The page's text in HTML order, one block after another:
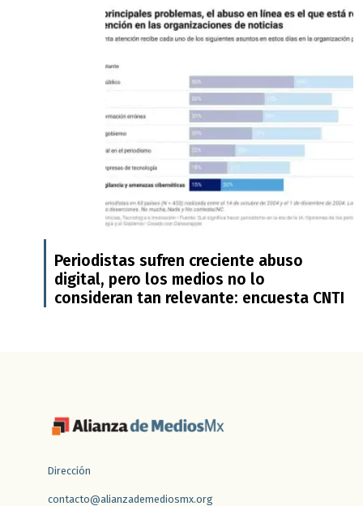
Periodistas sufren creciente abuso
digital, pero los medios no lo
consideran tan relevante: encuesta CNTI
Dirección
contacto@alianzademediosmx.org